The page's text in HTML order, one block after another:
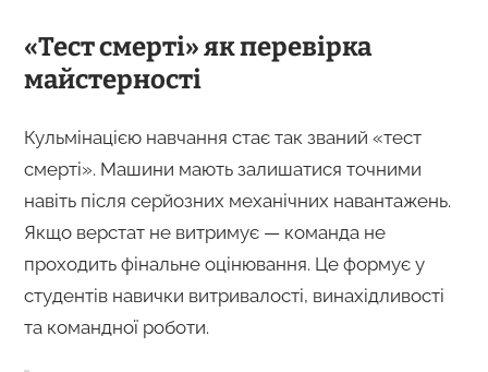
«Тест смерті» як перевірка
майстерності
Кульмінацією навчання стає так званий «тест
смерті». Машини мають залишатися точними
навіть після серйозних механічних навантажень.
Якщо верстат не витримує — команда не
проходить фінальне оцінювання. Це формує у
студентів навички витривалості, винахідливості
та командної роботи.